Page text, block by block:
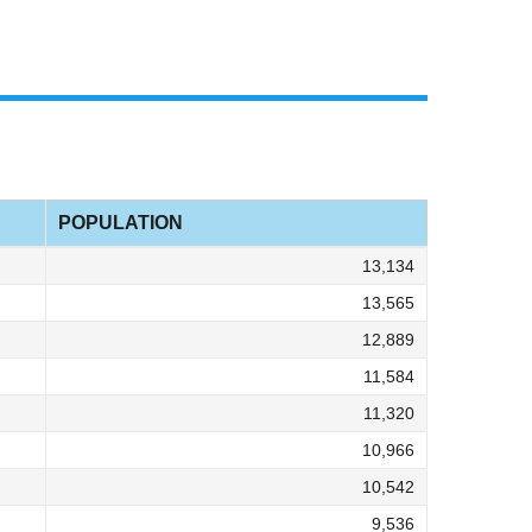
POPULATION
13,134
13,565
12,889
11,584
11,320
10,966
10,542
9,536